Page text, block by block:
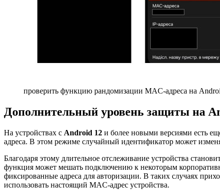
проверить функцию рандомизации MAC-адреса на
Дополнительный уровень защиты на
На устройствах с Android 12 и более новыми версиями есть
адреса. В этом режиме случайный идентификатор может
Благодаря этому длительное отслеживание устройства
функция может мешать подключению к некоторым
фиксированные адреса для авторизации. В таких случаях
использовать настоящий MAC-адрес устройства.